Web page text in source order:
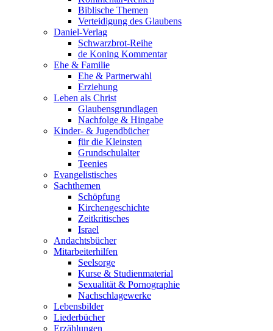
Biblische Themen
Verteidigung des Glaubens
Daniel-Verlag
Schwarzbrot-Reihe
de Koning Kommentar
Ehe & Familie
Ehe & Partnerwahl
Erziehung
Leben als Christ
Glaubensgrundlagen
Nachfolge & Hingabe
Kinder- & Jugendbücher
für die Kleinsten
Grundschulalter
Teenies
Evangelistisches
Sachthemen
Schöpfung
Kirchengeschichte
Zeitkritisches
Israel
Andachtsbücher
Mitarbeiterhilfen
Seelsorge
Kurse & Studienmaterial
Sexualität & Pornographie
Nachschlagewerke
Lebensbilder
Liederbücher
Erzählungen